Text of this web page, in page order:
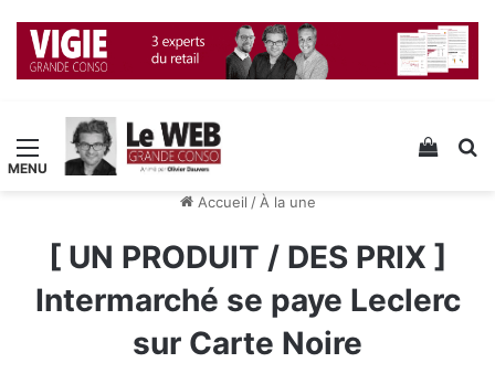
Menu Voir
Accueil / À la une
[ UN PRODUIT / DES PRIX ]
Intermarché se paye Leclerc
sur Carte Noire